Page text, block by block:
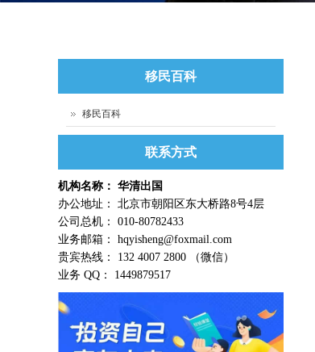
移民百科
移民百科
联系方式
机构名称： 华清出国
办公地址： 北京市朝阳区东大桥路8号4层
公司总机： 010-80782433
业务邮箱： hqyisheng@foxmail.com
贵宾热线： 132 4007 2800 （微信）
业务 QQ： 1449879517